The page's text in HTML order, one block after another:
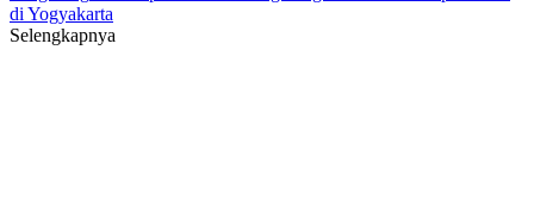
di Yogyakarta
Selengkapnya